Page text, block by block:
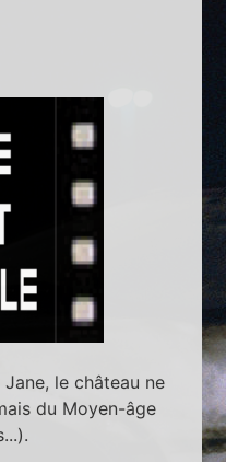
le château ne
du Moyen-âge